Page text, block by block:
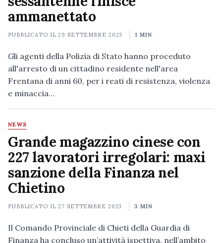
ammanettato
PUBBLICATO IL29 SETTEMBRE 2023 1 MIN
Gli agenti della Polizia di Stato hanno proceduto
all'arresto di un cittadino residente nell'area
Frentana di anni 60, per i reati di resistenza, violenza
e minaccia…
NEWS
Grande magazzino cinese con
227 lavoratori irregolari: maxi
sanzione della Finanza nel
Chietino
PUBBLICATO IL27 SETTEMBRE 2023 3 MIN
Il Comando Provinciale di Chieti della Guardia di
Finanza ha concluso un’attività ispettiva, nell’ambito